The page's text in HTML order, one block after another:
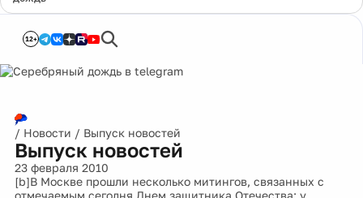
12+
/ Новости / Выпуск новостей
Выпуск новостей
23 февраля 2010
[b]В Москве прошли несколько митингов, связанных с